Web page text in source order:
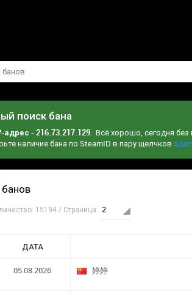
банов
поиск бана
- 216.73.217.129. Всё хорошо, сегодня без
наличие бана по SteamID в пару щелчков
15194 / Страница:
ДАТА
05.08.2026 婷婷